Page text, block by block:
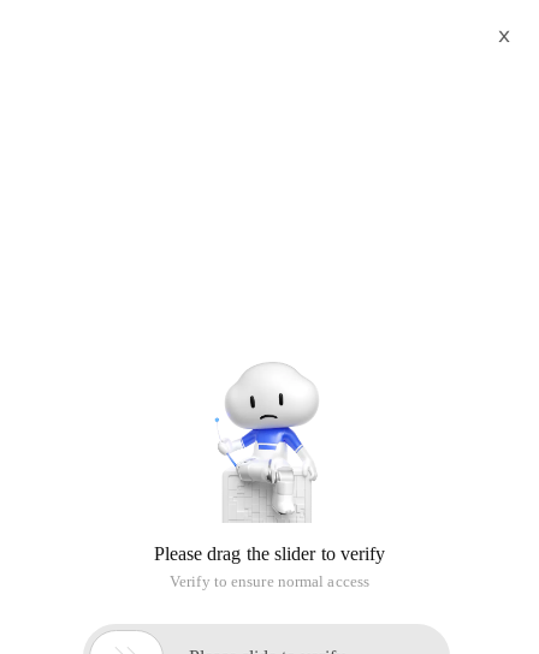
Alibaba Cloud Asia Gateway Summit in Japan(Main Session)
Wednesday, Aug. 19, 2020 | 5:26 PM - 5:26 PM UTC+9:00
X